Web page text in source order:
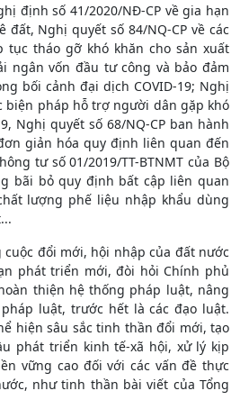
định số 41/2020/NĐ-CP về gia hạn
Nghị quyết số 84/NQ-CP về các
tục tháo gỡ khó khăn cho sản xuất
ngân vốn đầu tư công và bảo đảm
bối cảnh đại dịch COVID-19; Nghị
biện pháp hỗ trợ người dân gặp khó
Nghị quyết số 68/NQ-CP ban hành
giản hóa quy định liên quan đến
tư số 01/2019/TT-BTNMT của Bộ
bãi bỏ quy định bất cập liên quan
lượng phế liệu nhập khẩu dùng
đổi mới, hội nhập của đất nước
phát triển mới, đòi hỏi Chính phủ
thiện hệ thống pháp luật, nâng
luật, trước hết là các đạo luật.
hiện sâu sắc tinh thần đổi mới, tạo
phát triển kinh tế-xã hội, xử lý kịp
vững cao đối với các vấn đề thực
như tinh thần bài viết của Tổng